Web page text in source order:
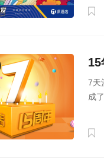
7天
成